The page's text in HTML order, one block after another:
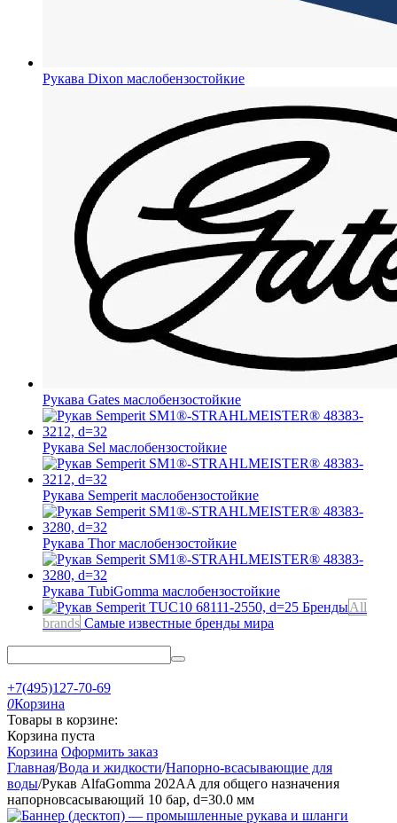
Рукава Dixon маслобензостойкие
Рукава Gates маслобензостойкие
Рукава Sel маслобензостойкие
Рукава Semperit маслобензостойкие
Рукава Thorмаслобензостойкие
Рукава TubiGomma маслобензостойкие
БрендыAll
brands Самые известные бренды мира
+7(495)127-70-69
0Корзина
Товары в корзине:
Корзина пуста
Корзина Оформить заказ
Главная/Вода и жидкости/Напорно-всасывающие для
воды/Рукав AlfaGomma 202AA для общего назначения
напорновсасывающий 10 бар, d=30.0 мм